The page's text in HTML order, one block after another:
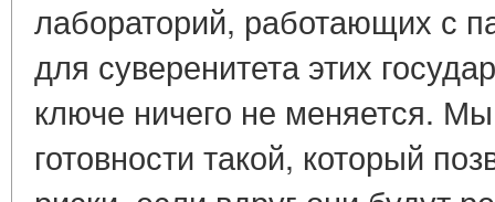
лабораторий, работающих с
для суверенитета этих
ключе ничего не меняется.
готовности такой, который